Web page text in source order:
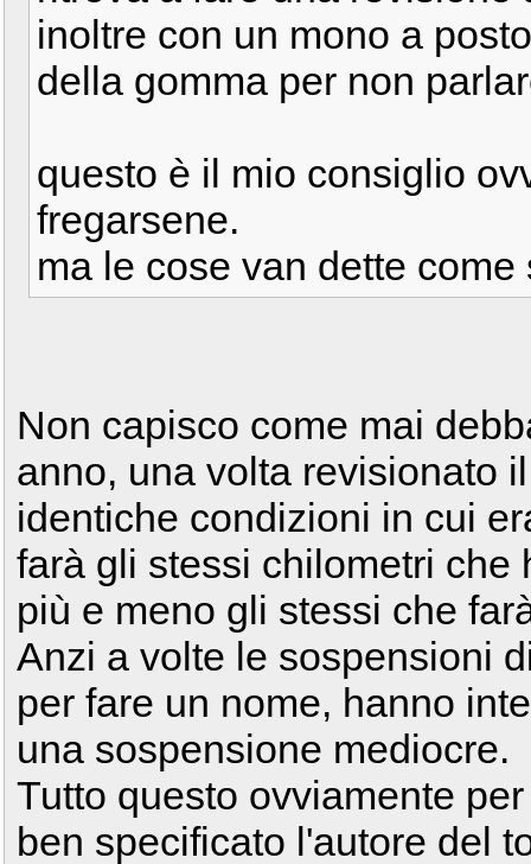
inoltre con un mono a
della gomma per non
questo è il mio consiglio
fregarsene.
ma le cose van dette come
Non capisco come mai
anno, una volta revisionato
identiche condizioni in cui
farà gli stessi chilometri che
più e meno gli stessi che
Anzi a volte le sospensioni
per fare un nome, hanno
una sospensione mediocre.
Tutto questo ovviamente
ben specificato l'autore del